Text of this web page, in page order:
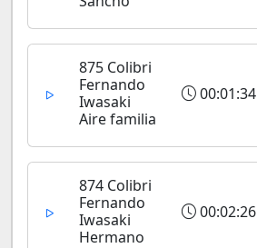
875 Colibri
Fernando
Iwasaki
Aire familia
00:01:34
874 Colibri
Fernando
Iwasaki
Hermano
00:02:26